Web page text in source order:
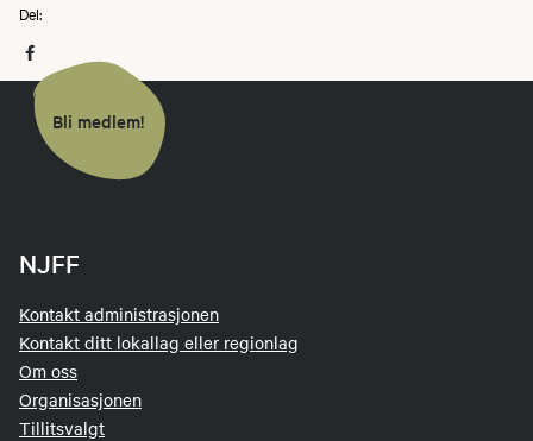
Del:
Bli medlem!
NJFF
Kontakt administrasjonen
Kontakt ditt lokallag eller regionlag
Om oss
Organisasjonen
Tillitsvalgt